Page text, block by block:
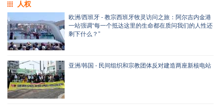
人权
欧洲/西班牙 - 教宗西班牙牧灵访问之旅：阿尔吉内金港
一站强调“每一个抵达这里的生命都在质问我们的人性还
剩下什么？”
亚洲/韩国 - 民间组织和宗教团体反对建造两座新核电站